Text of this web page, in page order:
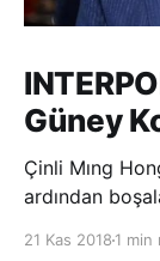
Güney
Çinli Mıng
ardından
21 Kas 2018 1 min